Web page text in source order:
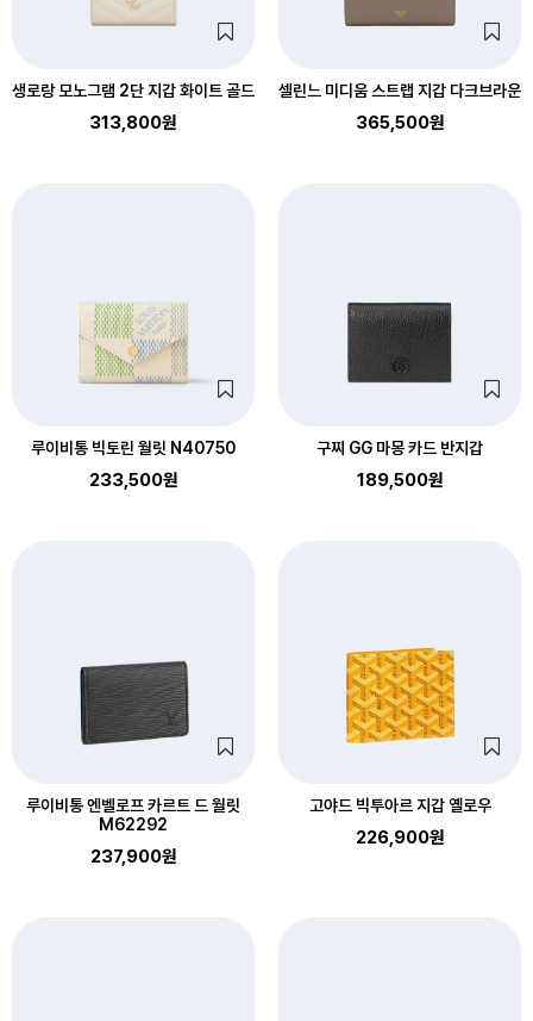
생로랑 모노그램 2단 지갑 화이트 골드
313,800원
셀린느 미디움 스트랩 지갑 다크브라운
365,500원
루이비통 빅토린 월릿 N40750
233,500원
구찌 GG 마몽 카드 반지갑
189,500원
루이비통 엔벨로프 카르트 드 월릿
M62292
237,900원
고야드 빅투아르 지갑 옐로우
226,900원